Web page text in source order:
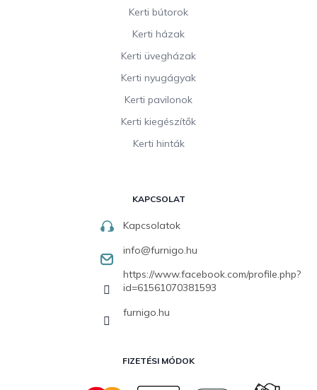
Kerti bútorok
Kerti házak
Kerti üvegházak
Kerti nyugágyak
Kerti pavilonok
Kerti kiegészítők
Kerti hinták
KAPCSOLAT
Kapcsolatok
info@furnigo.hu
https://www.facebook.com/profile.php?
id=61561070381593
furnigo.hu
FIZETÉSI MÓDOK